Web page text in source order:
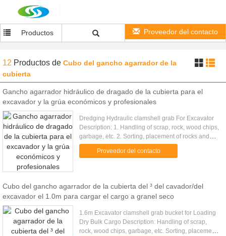
Productos Proveedor del contacto
12 Productos de Cubo del gancho agarrador de la
cubierta
Gancho agarrador hidráulico de dragado de la cubierta para el
excavador y la grúa económicos y profesionales
Dredging Hydraulic clamshell grab For Excavator
Description: 1. Handling of scrap, rock, wood chips,
garbage, etc. 2. Sorting, placement of rocks and
bulky and irregular shaped items. 3. Multiple tine
design .....Proveedor del contacto
Cubo del gancho agarrador de la cubierta del ³ del cavador/del
excavador el 1.0m para cargar el cargo a granel seco
1.6m Excavator clamshell grab bucket for Loading
Dry Bulk Cargo Description: Handling of scrap,
rock, wood chips, garbage, etc. Sorting, placement